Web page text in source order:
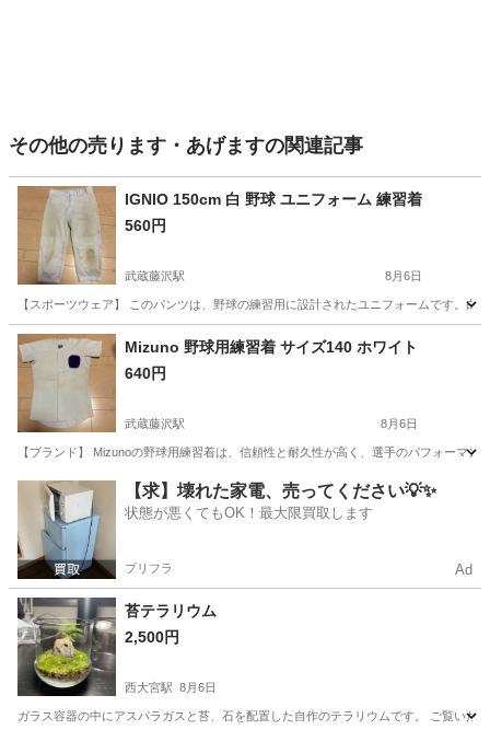
その他の売ります・あげますの関連記事
IGNIO 150cm 白 野球 ユニフォーム 練習着
560円
武蔵藤沢駅 8月6日
【スポーツウェア】 このパンツは、野球の練習用に設計されたユニフォームです。
埼玉 入間市 武蔵藤沢駅 その他 ユニフォーム
Mizuno 野球用練習着 サイズ140 ホワイト
640円
武蔵藤沢駅 8月6日
【ブランド】 Mizunoの野球用練習着は、信頼性と耐久性が高く、選手のパフォーマ
埼玉 入間市 武蔵藤沢駅 その他 ユニフォーム
【求】壊れた家電、売ってください💡✨
状態が悪くてもOK！最大限買取します
プリフラ Ad
苔テラリウム
2,500円
西大宮駅 8月6日
ガラス容器の中にアスパラガスと苔、石を配置した自作のテラリウムです。 ご覧いた